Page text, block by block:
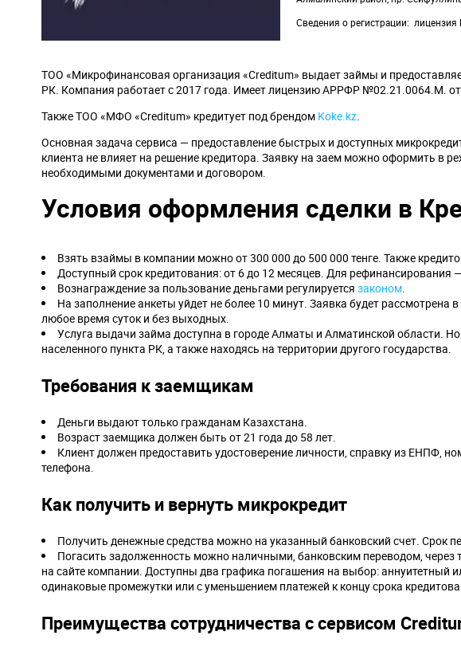
Сведения о регистрации
ТОО «Микрофинансовая организация «Creditum» выдает займы и
РК. Компания работает с 2017 года. Имеет лицензию АРРФР №02.21.0064.М.
Также ТОО «МФО «Creditum» кредитует под брендом Koke.kz.
Основная задача сервиса — предоставление быстрых и доступных
клиента не влияет на решение кредитора. Заявку на заем можно оформить в
необходимыми документами и договором.
Условия оформления сделки в
Взять взаймы в компании можно от 300 000 до 500 000 тенге. Также
Доступный срок кредитования: от 6 до 12 месяцев. Для рефинансирования
Вознаграждение за пользование деньгами регулируется законом.
На заполнение анкеты уйдет не более 10 минут. Заявка будет
любое время суток и без выходных.
Услуга выдачи займа доступна в городе Алматы и Алматинской области.
населенного пункта РК, а также находясь на территории другого государства.
Требования к заемщикам
Деньги выдают только гражданам Казахстана.
Возраст заемщика должен быть от 21 года до 58 лет.
Клиент должен предоставить удостоверение личности, справку из ЕНПФ,
телефона.
Как получить и вернуть микрокредит
Получить денежные средства можно на указанный банковский счет. Срок
Погасить задолженность можно наличными, банковским переводом,
на сайте компании. Доступны два графика погашения на выбор:
одинаковые промежутки или с уменьшением платежей к концу срока
Преимущества сотрудничества с сервисом